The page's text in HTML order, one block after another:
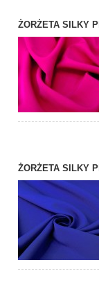
ŻORŻETA SILKY
ŻORŻETA SILKY